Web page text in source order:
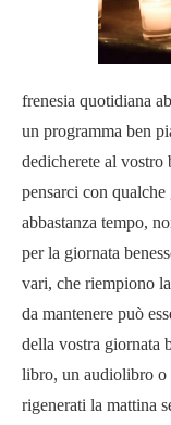
frenesia quotidiana
un programma ben
dedicherete al vostro
pensarci con
abbastanza tempo,
per la giornata
vari, che riempiono
da mantenere può
della vostra giornata
libro, un audiolibro o
rigenerati la mattina